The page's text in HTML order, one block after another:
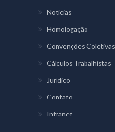
Notícias
Homologação
Convenções Coletivas
Cálculos Trabalhistas
Jurídico
Contato
Intranet